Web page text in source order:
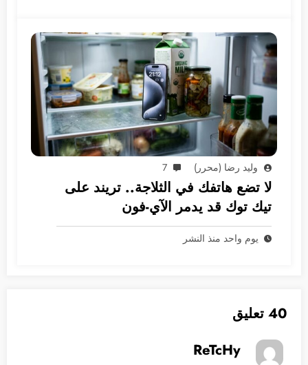
وليد رضا (محرر) 7
لا تضع هاتفك في الثلاجة.. تريند على
تيك توك قد يدمر الآي-فون
يوم واحد منذ النشر
40 تعليق
ReTcHy